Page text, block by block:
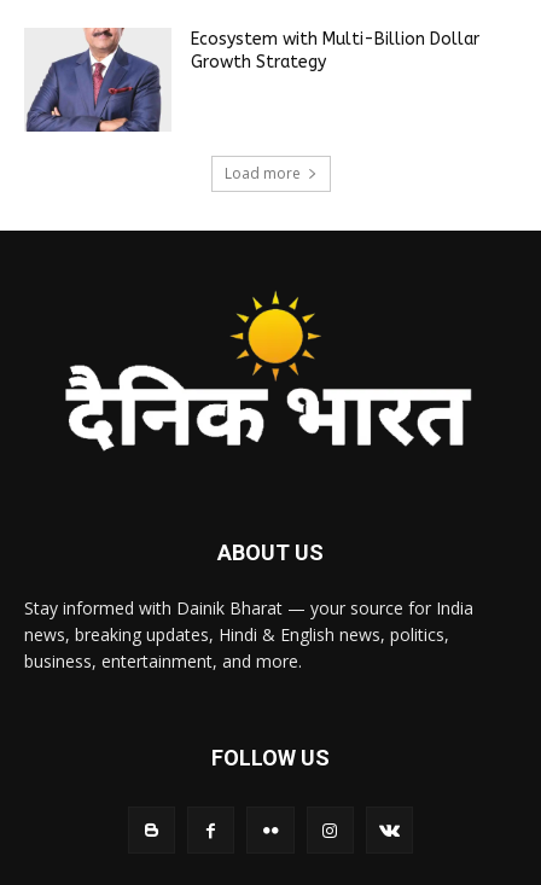
Ecosystem with Multi-Billion Dollar
Growth Strategy
Load more
ABOUT US
Stay informed with Dainik Bharat — your source for India
news, breaking updates, Hindi & English news, politics,
business, entertainment, and more.
FOLLOW US